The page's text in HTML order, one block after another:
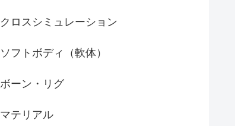
クロスシミュレーション
ソフトボディ（軟体）
ボーン・リグ
マテリアル